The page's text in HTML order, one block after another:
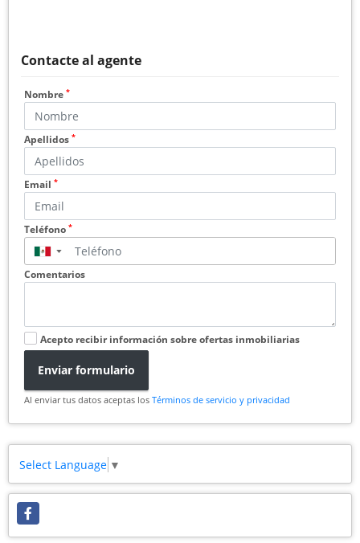
Contacte al agente
Nombre *
Apellidos *
Email *
Teléfono *
▼
Comentarios
Acepto recibir información sobre ofertas inmobiliarias
Enviar formulario
Al enviar tus datos aceptas los Términos de servicio y privacidad
Select Language ▼
Facebook